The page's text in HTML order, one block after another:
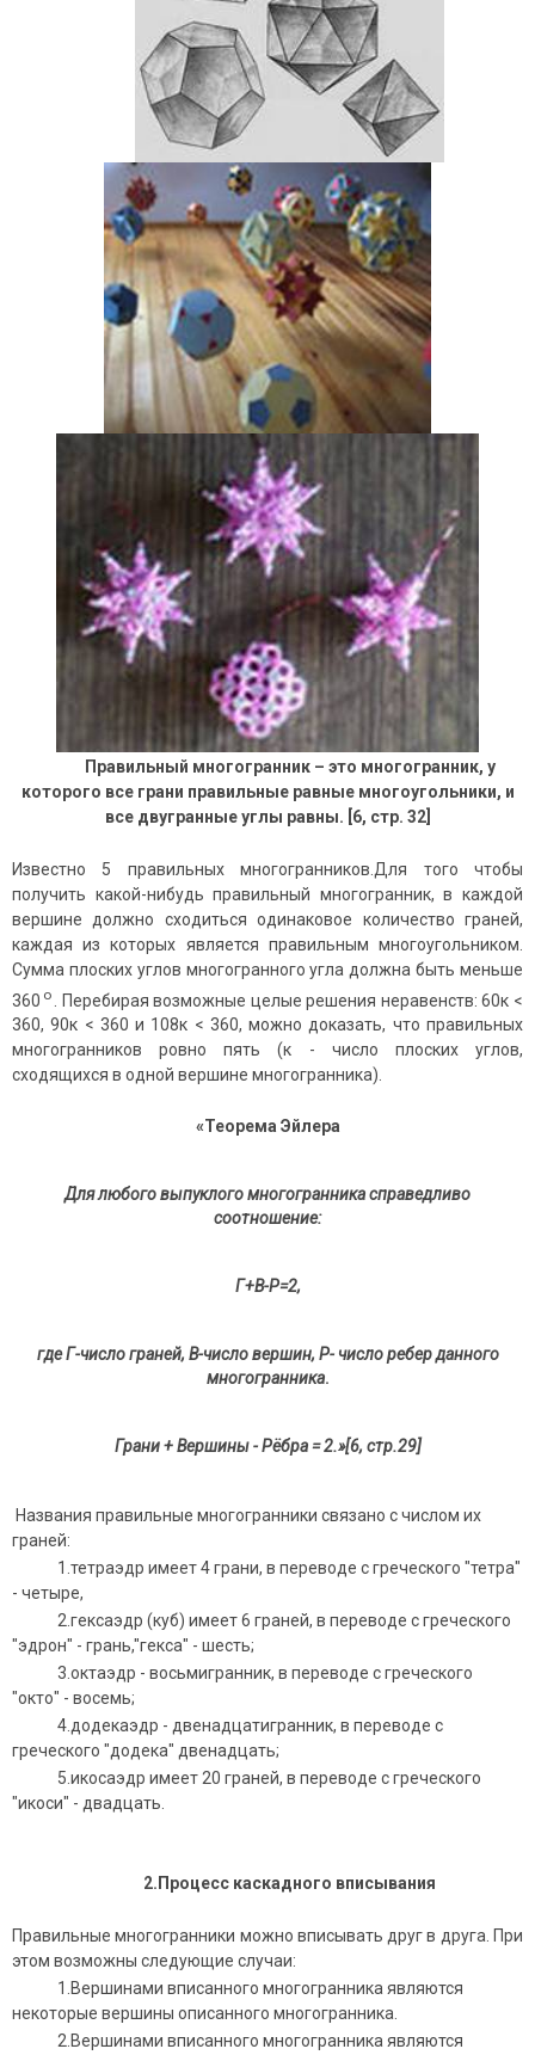
Правильный многогранник – это многогранник, у
которого все грани правильные равные многоугольники, и
все двугранные углы равны. [6, стр. 32]
Известно 5 правильных многогранников.Для того чтобы
получить какой-нибудь правильный многогранник, в каждой
вершине должно сходиться одинаковое количество граней,
каждая из которых является правильным многоугольником.
Сумма плоских углов многогранного угла должна быть меньше
360 о
. Перебирая возможные целые решения неравенств: 60к <
360, 90к < 360 и 108к < 360, можно доказать, что правильных
многогранников ровно пять (к - число плоских углов,
сходящихся в одной вершине многогранника).
«Теорема Эйлера
Для любого выпуклого многогранника справедливо
соотношение:
Г+В-Р=2,
где Г-число граней, В-число вершин, Р- число ребер данного
многогранника.
Грани + Вершины - Рёбра = 2.»[6, стр.29]
Названия правильные многогранники связано с числом их
граней:
1.тетраэдр имеет 4 грани, в переводе с греческого "тетра"
- четыре,
2.гексаэдр (куб) имеет 6 граней, в переводе с греческого
"эдрон" - грань,"гекса" - шесть;
3.октаэдр - восьмигранник, в переводе с греческого
"окто" - восемь;
4.додекаэдр - двенадцатигранник, в переводе с
греческого "додека" двенадцать;
5.икосаэдр имеет 20 граней, в переводе с греческого
"икоси" - двадцать.
2. Процесс каскадного вписывания
Правильные многогранники можно вписывать друг в друга. При
этом возможны следующие случаи:
1.Вершинами вписанного многогранника являются
некоторые вершины описанного многогранника.
2.Вершинами вписанного многогранника являются